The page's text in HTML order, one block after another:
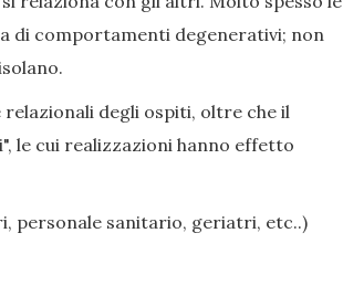
di comportamenti degenerativi; non
degli ospiti, oltre che il
le cui realizzazioni hanno effetto
personale sanitario, geriatri, etc..)